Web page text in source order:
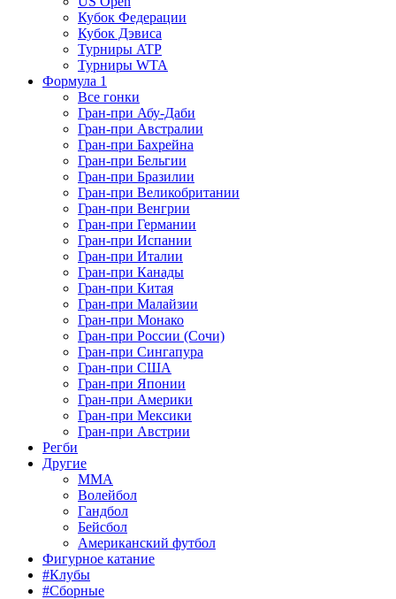
Кубок Федерации
Кубок Дэвиса
Турниры ATP
Турниры WTA
Формула 1
Все гонки
Гран-при Абу-Даби
Гран-при Австралии
Гран-при Бахрейна
Гран-при Бельгии
Гран-при Бразилии
Гран-при Великобритании
Гран-при Венгрии
Гран-при Германии
Гран-при Испании
Гран-при Италии
Гран-при Канады
Гран-при Китая
Гран-при Малайзии
Гран-при Монако
Гран-при России (Сочи)
Гран-при Сингапура
Гран-при США
Гран-при Японии
Гран-при Америки
Гран-при Мексики
Гран-при Австрии
Регби
Другие
MMA
Волейбол
Гандбол
Бейсбол
Американский футбол
Фигурное катание
#Клубы
#Сборные